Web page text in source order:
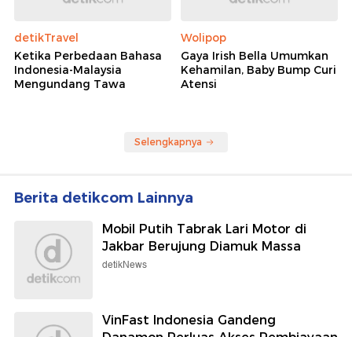
detikTravel
Ketika Perbedaan Bahasa
Indonesia-Malaysia
Mengundang Tawa
Wolipop
Gaya Irish Bella Umumkan
Kehamilan, Baby Bump Curi
Atensi
Selengkapnya
Berita detikcom Lainnya
Mobil Putih Tabrak Lari Motor di
Jakbar Berujung Diamuk Massa
detikNews
VinFast Indonesia Gandeng